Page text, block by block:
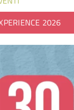
2026